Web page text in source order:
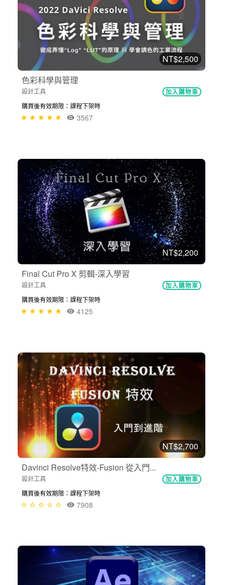
NT$2,500
色彩科學與管理
設計工具 加入購物車
購買後有效期限：課程下架時
3567
NT$2,200
Final Cut Pro X 剪輯-深入學習
設計工具 加入購物車
購買後有效期限：課程下架時
4125
NT$2,700
Davinci Resolve特效-Fusion 從入門...
設計工具 加入購物車
購買後有效期限：課程下架時
7908